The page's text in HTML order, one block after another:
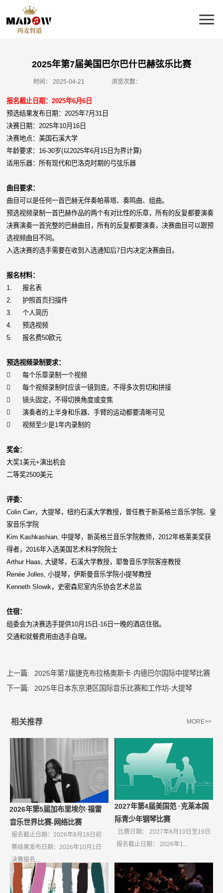
2025年第7届美国巴尔巴什巴赫弦乐比赛
时间： 2025-04-21 浏览次数：
报名截止日期：2025年6月6日
预选结果发布日期：2025年7月31日
决赛日期：2025年10月16日
决赛地点：美国石溪大学
年龄要求：16-30岁(以2025年6月15日为界计算)
适用乐器：所有现代和巴洛克时期的弓弦乐器
曲目要求：
曲目可以是任何一首巴赫无伴奏帕蒂塔、奏鸣曲、组曲。
预选视频录制一首巴赫作品的两个有对比性的乐章，所有的反复都要演奏
决赛演奏一首完整的巴赫曲目，所有的反复都要演奏，决赛曲目可以跟预
选视频曲目不同。
入选决赛的选手需要在收到入选通知后7日内决定决赛曲目。
报名材料：
1.
报名表
2.
护照首页扫描件
3.
个人简历
4.
预选视频
5.
报名费50欧元
预选视频录制要求：

每个乐章录制一个视频

每个视频录制时应该一镜到底，不得多次剪切和拼接

镜头固定，不得切换角度或变焦

演奏者的上半身和乐器、手臂的运动都要清晰可见

视频至少是1年内录制的
奖金：
大奖1美元+演出机会
二等奖2500美元
评委：
Colin Carr，大提琴，纽约石溪大学教授，曾任教于新英格兰音乐学院、皇
家音乐学院
Kim Kashkashian, 中提琴，新英格兰音乐学院教师，2012年格莱美奖获
得者，2016年入选美国艺术科学院院士
Arthur Haas, 大键琴，石溪大学教授，耶鲁音乐学院客座教授
Renée Jolles, 小提琴，伊斯曼音乐学院小提琴教授
Kenneth Slowik，史密森尼室内乐协会艺术总监
住宿：
组委会为决赛选手提供10月15日-16日一晚的酒店住宿。
交通和就餐费用由选手自理。
上一篇:
2025年第7届捷克布拉格奥斯卡·内德巴尔国际中提琴比赛
下一篇:
2025年日本东京港区国际音乐比赛和工作坊-大提琴
相关推荐 MORE>>
2026年第5届加布里埃尔·福雷
音乐世界比赛-网络比赛
报名截止日期：2026年8月18日初
赛结果发布日期：2026年10月1日
决赛报名...
2027年第4届美国范 ·克莱本国
际青少年钢琴比赛
比赛日期： 2027年6月10日至19日
报名截止日期： 2026年1...